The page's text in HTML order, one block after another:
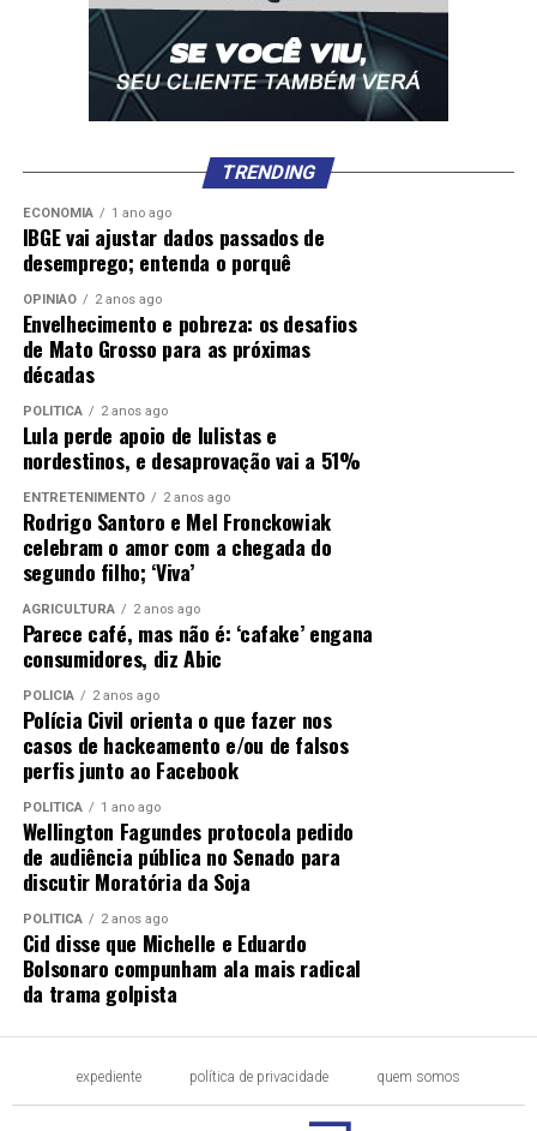
TRENDING
ECONOMIA 1 ano ago
IBGE vai ajustar dados passados de
desemprego; entenda o porquê
OPINIÃO 2 anos ago
Envelhecimento e pobreza: os desafios
de Mato Grosso para as próximas
décadas
POLÍTICA 2 anos ago
Lula perde apoio de lulistas e
nordestinos, e desaprovação vai a 51%
ENTRETENIMENTO 2 anos ago
Rodrigo Santoro e Mel Fronckowiak
celebram o amor com a chegada do
segundo filho; ‘Viva’
AGRICULTURA 2 anos ago
Parece café, mas não é: ‘cafake’ engana
consumidores, diz Abic
POLÍCIA 2 anos ago
Polícia Civil orienta o que fazer nos
casos de hackeamento e/ou de falsos
perfis junto ao Facebook
POLÍTICA 1 ano ago
Wellington Fagundes protocola pedido
de audiência pública no Senado para
discutir Moratória da Soja
POLÍTICA 2 anos ago
Cid disse que Michelle e Eduardo
Bolsonaro compunham ala mais radical
da trama golpista
expediente política de privacidade quem somos